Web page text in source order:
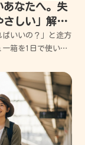
あなたへ。失
さしい」解決
いいの？」と途方
箱を1日で使い切
たの辛さに寄り添
な方法を...